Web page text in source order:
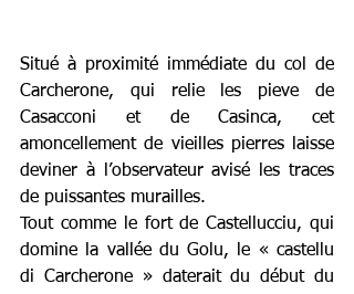
Situé à proximité immédiate du col de
Carcherone, qui relie les pieve de
Casacconi et de Casinca, cet
amoncellement de vieilles pierres laisse
deviner à l’observateur avisé les traces
de puissantes murailles.
Tout comme le fort de Castellucciu, qui
domine la vallée du Golu, le « castellu
di Carcherone » daterait du début du